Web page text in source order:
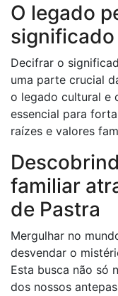
O legado
significado
Decifrar o
uma parte crucial
o legado cultural e
essencial para
raízes e valores
familiar
de Pastra
Mergulhar no
desvendar o
Esta busca não só
dos nossos